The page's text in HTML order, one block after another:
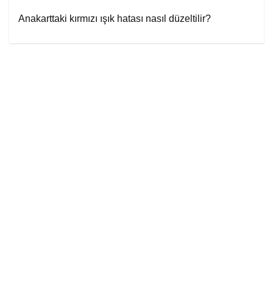
Anakarttaki kırmızı ışık hatası nasıl düzeltilir?